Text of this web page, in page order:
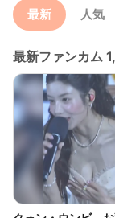
最新 人気
最新ファンカム